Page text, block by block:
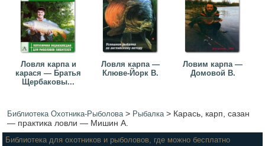
Ловля карпа и
карася — Братья
Щербаковы...
Ловля карпа —
Клюве-Йорк В.
Ловим карпа —
Домовой В.
Библиотека Охотника-Рыболова> Рыбалка> Карась, карп, сазан
— практика ловли — Мишин А.
Библиотека для охотников и рыболовов, где можно бесплатно